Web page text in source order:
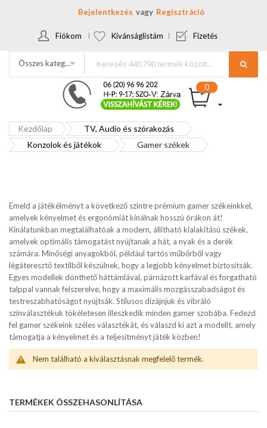
Bejelentkezés Regisztráció
Fiókom Kívánságlistám Fizetés
Összes kategória
Kezdőlap
TV, Audio és szórakozás
Konzolok és játékok
Gamer székek
Emeld a játékélményt a következő szintre prémium gamer székeinkkel,
amelyek kényelmet és ergonómiát kínálnak hosszú órákon át!
Kínálatunkban megtalálhatóak a modern, állítható kialakítású székek,
amelyek optimális támogatást nyújtanak a hát, a nyak és a derék
számára. Minőségi anyagokból, például tartós műbőrből vagy
légáteresztő textilből készülnek, hogy a legjobb kényelmet biztosítsák.
Egyes modellek dönthető háttámlával, párnázott karfával és forgatható
talppal vannak felszerelve, hogy a maximális mozgásszabadságot és
testreszabhatóságot nyújtsák. Stílusos dizájnjuk és vibráló
színválasztékuk tökéletesen illeszkedik minden gamer szobába. Fedezd
fel gamer székeink széles választékát, és válaszd ki azt a modellt, amely
támogatja a kényelmet és a teljesítményt játék közben!
Nem található a kiválasztásnak megfelelő termék.
TERMÉKEK ÖSSZEHASONLÍTÁSA